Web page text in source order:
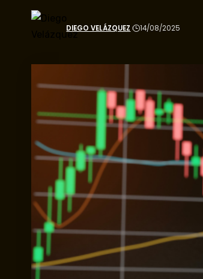
DIEGO VELÁZQUEZ 14/08/2025